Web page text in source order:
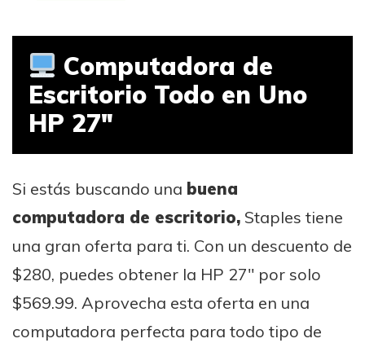
Computadora de
Escritorio Todo en Uno
HP 27″
Si estás buscando una buena
computadora de escritorio, Staples tiene
una gran oferta para ti. Con un descuento de
$280, puedes obtener la HP 27″ por solo
$569.99. Aprovecha esta oferta en una
computadora perfecta para todo tipo de